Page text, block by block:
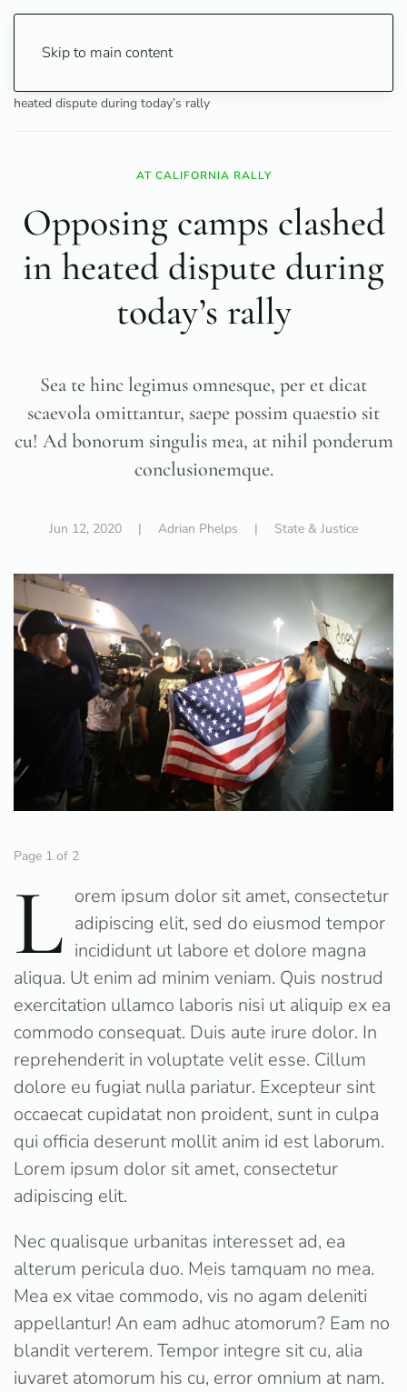
Skip to main content
heated dispute during today’s rally
AT CALIFORNIA RALLY
Opposing camps clashed
in heated dispute during
today’s rally
Sea te hinc legimus omnesque, per et dicat
scaevola omittantur, saepe possim quaestio sit
cu! Ad bonorum singulis mea, at nihil ponderum
conclusionemque.
Jun 12, 2020 | Adrian Phelps | State & Justice
Page 1 of 2
L orem ipsum dolor sit amet, consectetur
adipiscing elit, sed do eiusmod tempor
incididunt ut labore et dolore magna
aliqua. Ut enim ad minim veniam. Quis nostrud
exercitation ullamco laboris nisi ut aliquip ex ea
commodo consequat. Duis aute irure dolor. In
reprehenderit in voluptate velit esse. Cillum
dolore eu fugiat nulla pariatur. Excepteur sint
occaecat cupidatat non proident, sunt in culpa
qui officia deserunt mollit anim id est laborum.
Lorem ipsum dolor sit amet, consectetur
adipiscing elit.
Nec qualisque urbanitas interesset ad, ea
alterum pericula duo. Meis tamquam no mea.
Mea ex vitae commodo, vis no agam deleniti
appellantur! An eam adhuc atomorum? Eam no
blandit verterem. Tempor integre sit cu, alia
iuvaret atomorum his cu, error omnium at nam.